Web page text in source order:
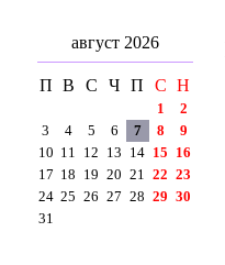
август 2026
П В С Ч П С Н
1
2
3
4 5 6 7 8
9
10 11 12 13 14 15 16
17 18 19 20 21 22 23
24 25 26 27 28 29 30
31